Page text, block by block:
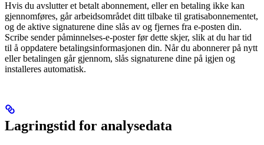
Hvis du avslutter et betalt abonnement, eller en betaling ikke kan
gjennomføres, går arbeidsområdet ditt tilbake til gratisabonnementet,
og de aktive signaturene dine slås av og fjernes fra e-posten din.
Scribe sender påminnelses-e-poster før dette skjer, slik at du har tid
til å oppdatere betalingsinformasjonen din. Når du abonnerer på nytt
eller betalingen går gjennom, slås signaturene dine på igjen og
installeres automatisk.
Lagringstid for analysedata